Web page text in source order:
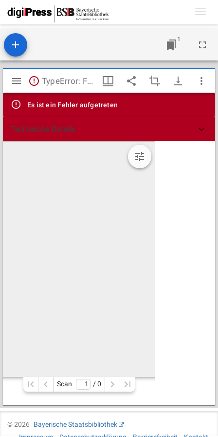
1
Mirador
Viewer
TypeError: Failed to fetch
Es ist ein Fehler aufgetreten
Technische Details
Scan / 0
©2026
Bayerische Staatsbibliothek